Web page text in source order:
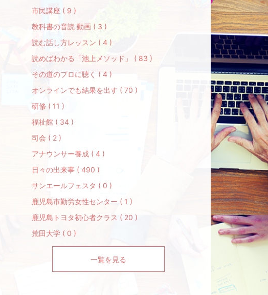
市民講座 ( 9 )
教科書の音読 動画 ( 3 )
読む話し方レッスン ( 4 )
読めばわかる「池上メソッド」 ( 83 )
その道のプロに聴く ( 4 )
オンラインでも結果を出す ( 70 )
研修 ( 11 )
福祉館 ( 34 )
司会 ( 2 )
アナウンサー養成 ( 4 )
日々の出来事 ( 490 )
サンエールフェスタ ( 0 )
鹿児島市勤労女性センター ( 1 )
鹿児島トヨタ初心者クラス ( 20 )
荒田大学 ( 0 )
一覧を見る